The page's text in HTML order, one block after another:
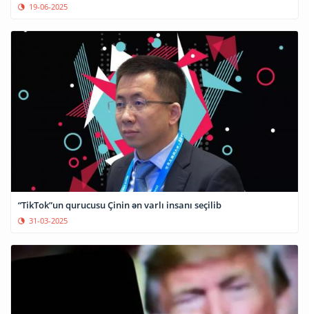
19-06-2025
“TikTok”un qurucusu Çinin ən varlı insanı seçilib
31-03-2025